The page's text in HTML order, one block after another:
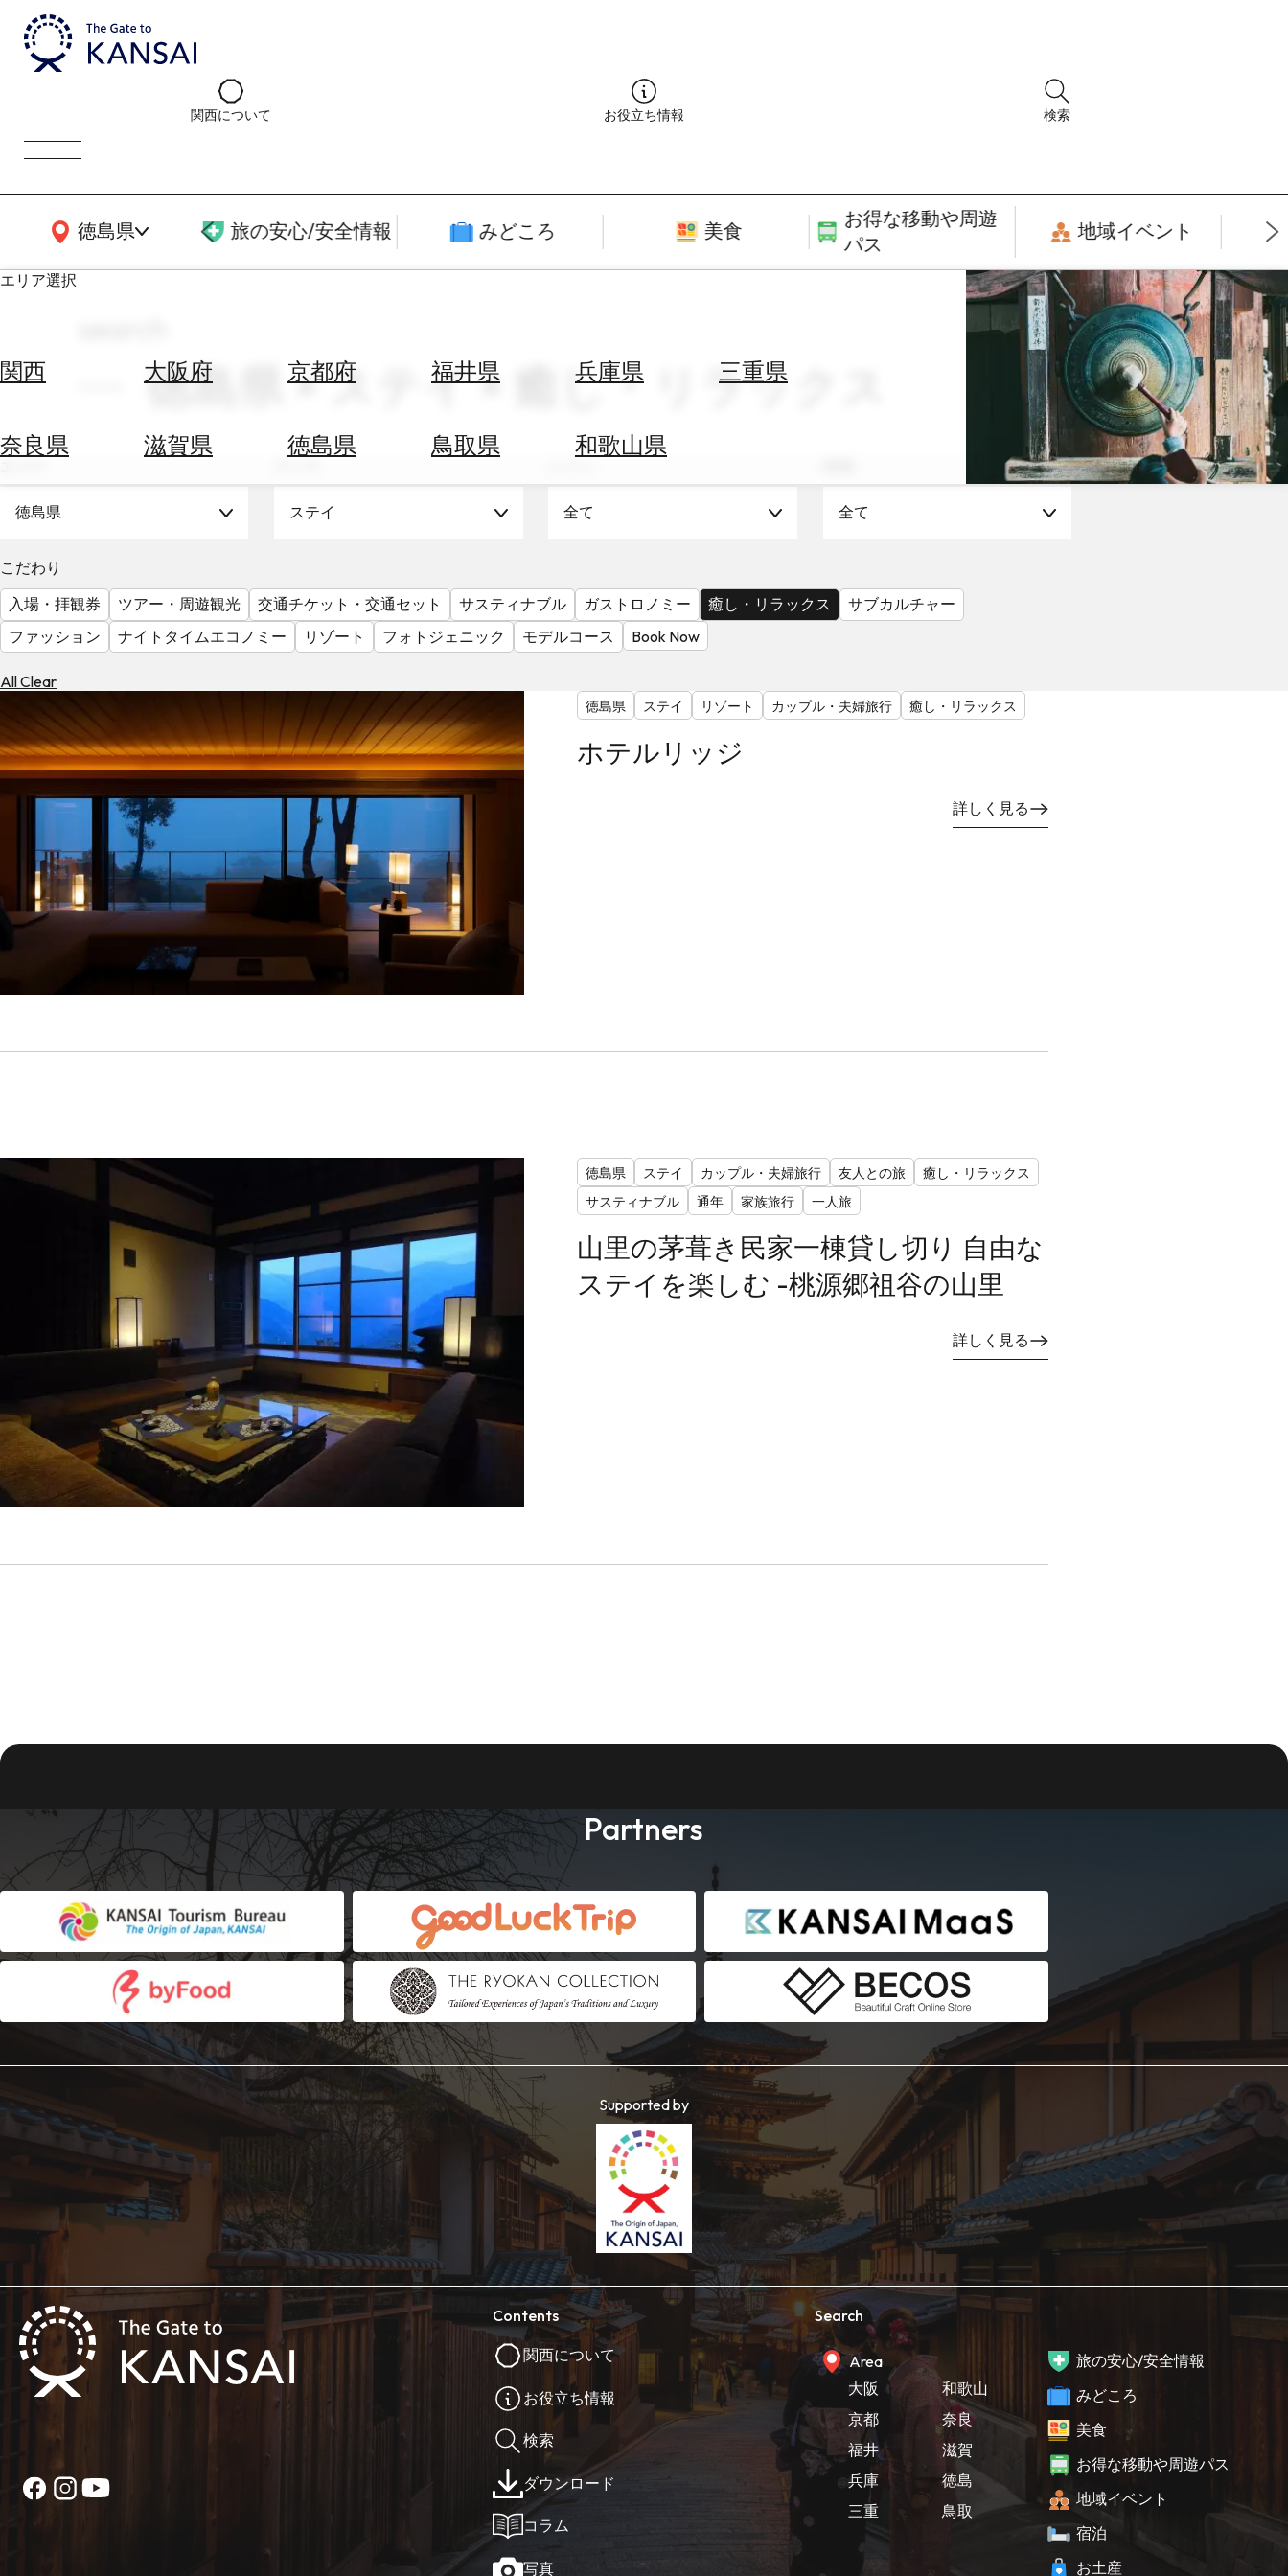
関西について お役立ち情報 検索
徳島県
関西広域MAP 旅の安心/安全情報 みどころ 美食
お得な移動や周遊
パス
地域イベント
エリア選択
関西 大阪府 京都府 福井県 兵庫県 三重県
奈良県 滋賀県 徳島県 鳥取県 和歌山県
ホ
す
替
を
調
べ
天
を
見
る
徳島県 × ステイ × 癒し・リラックス
徳島県 ステイ 全て 全て
こだわり
入場・拝観券
ツアー・周遊観光 交通チケット・交通セット サスティナブル ガストロノミー 癒し・リラックス
サブカルチャー
ファッション
ナイトタイムエコノミー リゾート フォトジェニック モデルコース Book Now
All Clear
徳島県 ステイ リゾート カップル・夫婦旅行 癒し・リラックス
ホテルリッジ
詳しく見る
徳島県 ステイ カップル・夫婦旅行 友人との旅
癒し・リラックス
サスティナブル
通年 家族旅行 一人旅
山里の茅葺き民家一棟貸し切り 自由な
ステイを楽しむ -桃源郷祖谷の山里
詳しく見る
Partners
Supported by
Contents
関西について
お役立ち情報
検索
ダウンロード
コラム
写真
Search
Area
大阪
京都
福井
兵庫
三重
和歌山
奈良
滋賀
徳島
鳥取
旅の安心/安全情報
みどころ
美食
お得な移動や周遊パス
地域イベント
宿泊
お土産